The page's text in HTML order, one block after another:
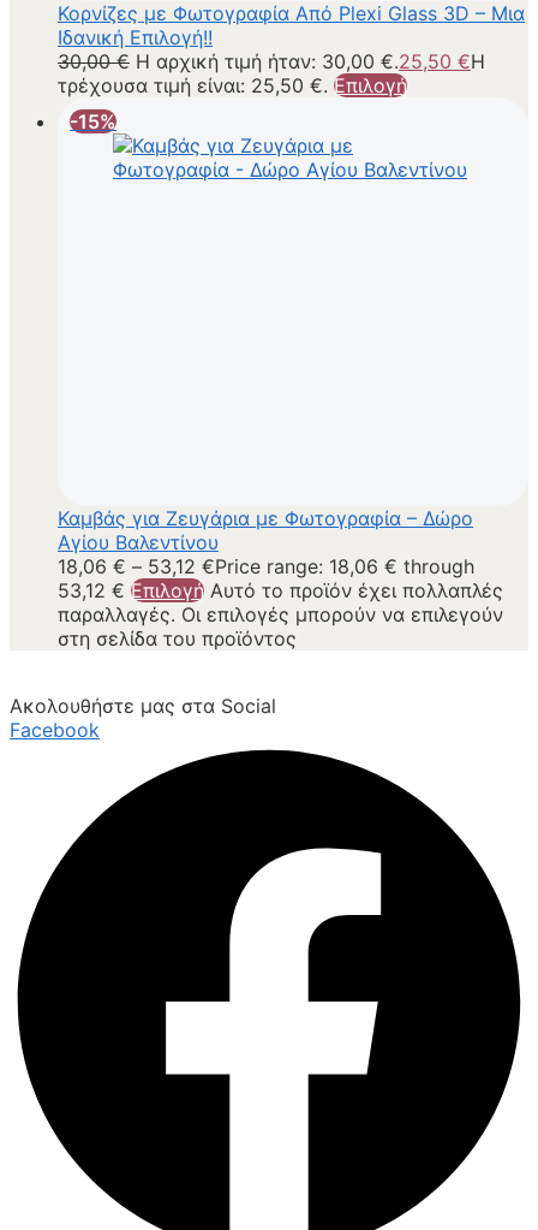
Κορνίζες με Φωτογραφία Από Plexi Glass 3D – Μια
Ιδανική Επιλογή!!
30,00€ Η αρχική τιμή ήταν: 30,00 €.25,50 €Η
τρέχουσα τιμή είναι: 25,50 €. Επιλογή
-15%
Καμβάς για Ζευγάρια με Φωτογραφία – Δώρο
Αγίου Βαλεντίνου
18,06 € – 53,12 €Price range: 18,06 € through
53,12 € Επιλογή Αυτό το προϊόν έχει πολλαπλές
παραλλαγές. Οι επιλογές μπορούν να επιλεγούν
στη σελίδα του προϊόντος
Ακολουθήστε μας στα Social
Facebook